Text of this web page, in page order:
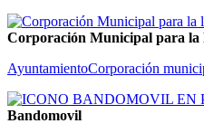
Corporación Municipal para la
AyuntamientoCorporación
Bandomovil